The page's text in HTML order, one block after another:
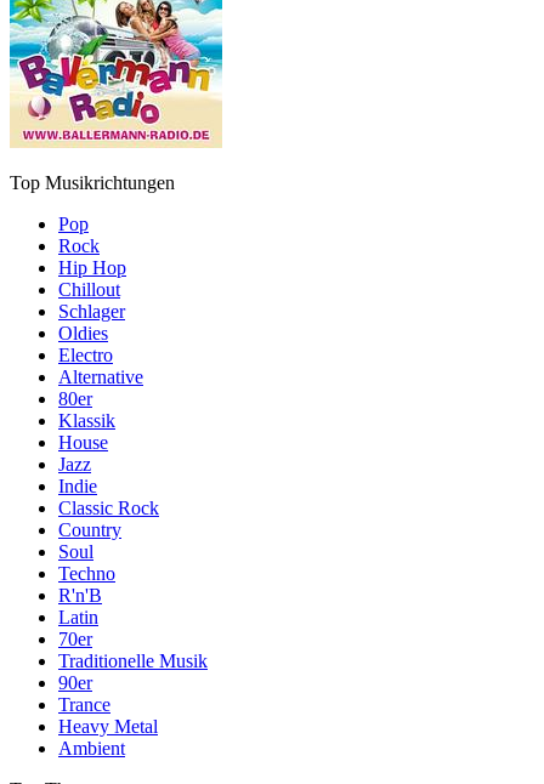
Top Musikrichtungen
Pop
Rock
Hip Hop
Chillout
Schlager
Oldies
Electro
Alternative
80er
Klassik
House
Jazz
Indie
Classic Rock
Country
Soul
Techno
R'n'B
Latin
70er
Traditionelle Musik
90er
Trance
Heavy Metal
Ambient